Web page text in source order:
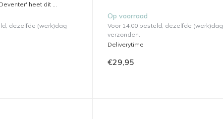
heet dit ...
dezelfde (werk)dag
Op voorraad
Voor 14.00 besteld, dezelfde (werk)dag
verzonden.
Deliverytime
€29,95